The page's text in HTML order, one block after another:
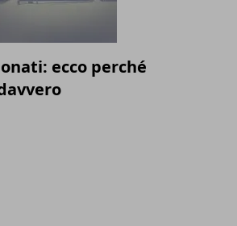
ecco perché